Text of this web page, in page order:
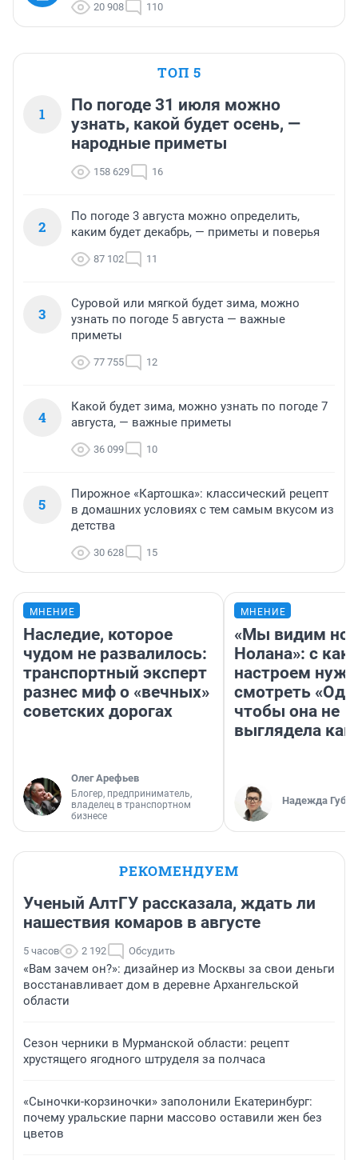
20 908 110
ТОП 5
1
По погоде 31 июля можно
узнать, какой будет осень, —
народные приметы
158 629 16
2
По погоде 3 августа можно определить,
каким будет декабрь, — приметы и поверья
87 102 11
3
Суровой или мягкой будет зима, можно
узнать по погоде 5 августа — важные
приметы
77 755 12
4
Какой будет зима, можно узнать по погоде 7
августа, — важные приметы
36 099 10
5
Пирожное «Картошка»: классический рецепт
в домашних условиях с тем самым вкусом из
детства
30 628 15
МНЕНИЕ
Наследие, которое
чудом не развалилось:
транспортный эксперт
разнес миф о «вечных»
советских дорогах
Олег Арефьев
Блогер, предприниматель,
владелец в транспортном
бизнесе
МНЕНИЕ
«Мы видим
Нолана»: с
настроем
смотреть
чтобы она не
выглядела как
Надежда
РЕКОМЕНДУЕМ
Ученый АлтГУ рассказала, ждать ли
нашествия комаров в августе
5 часов 2 192 Обсудить
«Вам зачем он?»: дизайнер из Москвы за свои деньги
восстанавливает дом в деревне Архангельской
области
Сезон черники в Мурманской области: рецепт
хрустящего ягодного штруделя за полчаса
«Сыночки-корзиночки» заполонили Екатеринбург:
почему уральские парни массово оставили жен без
цветов